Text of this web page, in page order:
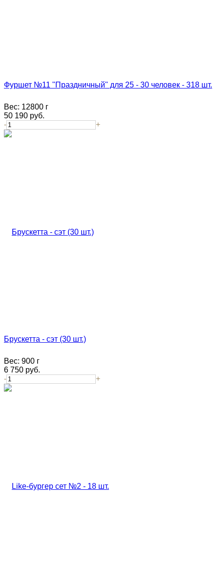
Фуршет №11 "Праздничный" для 25 - 30 человек - 318 шт.
Вес: 12800 г
50 190 руб.
-
+
Брускетта - сэт (30 шт.)
Вес: 900 г
6 750 руб.
-
+